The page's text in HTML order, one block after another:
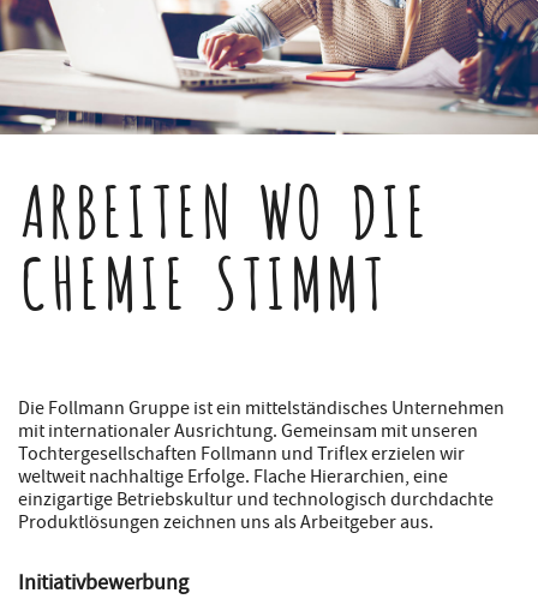
ARBEITEN WO DIE
CHEMIE STIMMT
Die Follmann Gruppe ist ein mittelständisches Unternehmen
mit internationaler Ausrichtung. Gemeinsam mit unseren
Tochtergesellschaften Follmann und Triflex erzielen wir
weltweit nachhaltige Erfolge. Flache Hierarchien, eine
einzigartige Betriebskultur und technologisch durchdachte
Produktlösungen zeichnen uns als Arbeitgeber aus.
Initiativbewerbung